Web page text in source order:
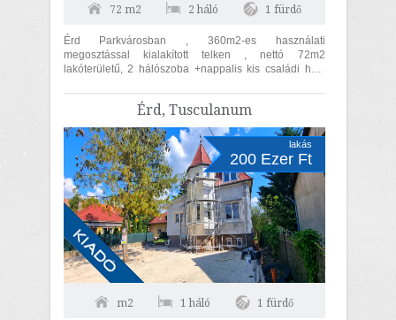
72 m2 2 háló 1 fürdő
Érd Parkvárosban , 360m2-es használati
megosztással kialakított telken , nettó 72m2
lakóterületű, 2 hálószoba +nappalis kis családi ház,
Érd, Tusculanum
lakás
200 Ezer Ft
m2 1 háló 1 fürdő